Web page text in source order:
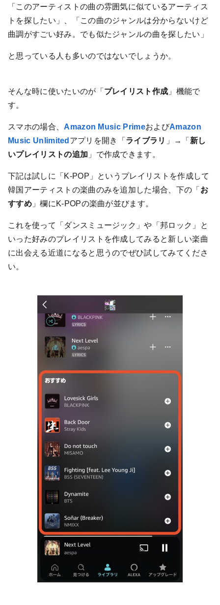
「このアーティストの曲の雰囲気に似ているアーティス
トを探したい」、「この曲のジャンルは分からないけど
曲調がすごい好み。でも似たジャンルの曲を探したい」
と思っている人も多いのではないでしょうか。
そんな時に使いたいのが「 プレイリスト作成 」機能で
す。
スマホの場合、 Amazon Music PrimeおよびAmazon
Music Unlimited アプリを開き「 ライブラリ 」→「 新し
いプレイリストの追加 」で作成できます。
下記は試しに「K-POP」というプレイリストを作成して
韓国アーティストの楽曲のみを追加した場合、下の「 お
すすめ」欄にK-POPの楽曲が並びます。
これを使って「ダンスミュージック」や「邦ロック」と
いった好みのプレイリストを作成してみると新しい楽曲
に出会える近道になると思うのでぜひ試してみてくださ
い。